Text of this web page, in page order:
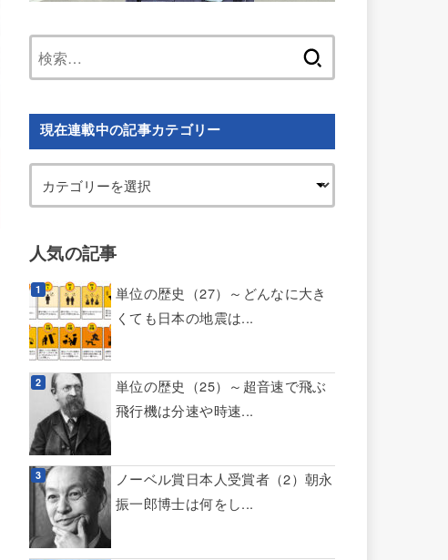
現在連載中の記事カテゴリー
人気の記事
単位の歴史（27）～どんなに大き
くても日本の地震は...
単位の歴史（25）～超音速で飛ぶ
飛行機は分速や時速...
ノーベル賞日本人受賞者（2）朝永
振一郎博士は何をし...